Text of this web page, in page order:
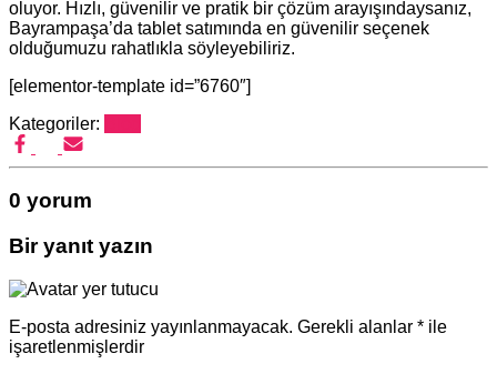
oluyor. Hızlı, güvenilir ve pratik bir çözüm arayışındaysanız,
Bayrampaşa’da tablet satımında en güvenilir seçenek
olduğumuzu rahatlıkla söyleyebiliriz.
[elementor-template id=”6760″]
Kategoriler:
0 yorum
Bir yanıt yazın
E-posta adresiniz yayınlanmayacak. Gerekli alanlar * ile
işaretlenmişlerdir